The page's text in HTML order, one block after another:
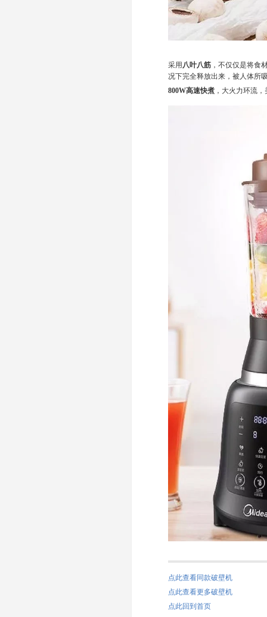
采用 八叶八筋 ，不仅仅是将食
况下完全释放出来，被人体所
800W高速快煮 ，大火力环流
点此查看同款破壁机
点此查看更多破壁机
点此回到首页